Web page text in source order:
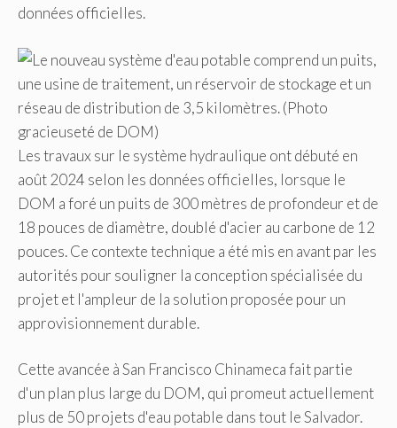
données officielles.
Les travaux sur le système hydraulique ont débuté en
août 2024 selon les données officielles, lorsque le
DOM a foré un puits de 300 mètres de profondeur et de
18 pouces de diamètre, doublé d'acier au carbone de 12
pouces. Ce contexte technique a été mis en avant par les
autorités pour souligner la conception spécialisée du
projet et l'ampleur de la solution proposée pour un
approvisionnement durable.
Cette avancée à San Francisco Chinameca fait partie
d'un plan plus large du DOM, qui promeut actuellement
plus de 50 projets d'eau potable dans tout le Salvador.